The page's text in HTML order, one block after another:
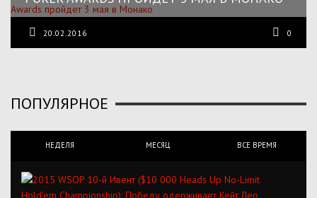
20.02.2016 0
ПОПУЛЯРНОЕ
НЕДЕЛЯ МЕСЯЦ ВСЕ ВРЕМЯ